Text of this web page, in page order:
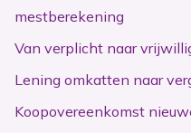
mestberekening
Van verplicht naar
Lening omkatten naar
Koopovereenkomst